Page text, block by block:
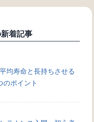
着記事
均寿命と長持ちさせる
のポイント